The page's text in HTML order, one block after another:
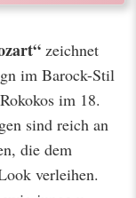
zeichnet
im Barock-Stil
im 18.
sind reich an
die dem
verleihen.